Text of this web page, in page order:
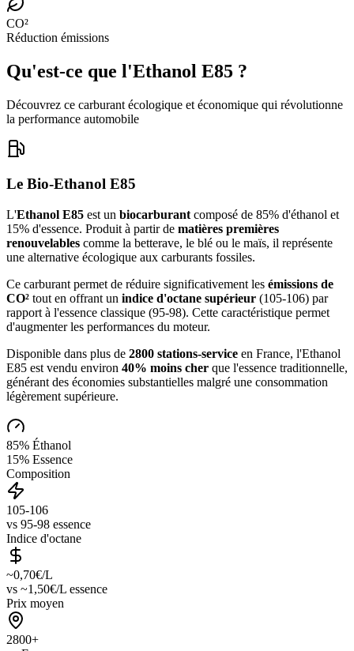
CO²
Réduction émissions
Qu'est-ce que l'Ethanol E85 ?
Découvrez ce carburant écologique et économique qui révolutionne
la performance automobile
Le Bio-Ethanol E85
L'Ethanol E85 est un biocarburant composé de 85% d'éthanol et
15% d'essence. Produit à partir de matières premières
renouvelables comme la betterave, le blé ou le maïs, il représente
une alternative écologique aux carburants fossiles.
Ce carburant permet de réduire significativement les émissions de
CO² tout en offrant un indice d'octane supérieur (105-106) par
rapport à l'essence classique (95-98). Cette caractéristique permet
d'augmenter les performances du moteur.
Disponible dans plus de 2800 stations-service en France, l'Ethanol
E85 est vendu environ 40% moins cher que l'essence traditionnelle,
générant des économies substantielles malgré une consommation
légèrement supérieure.
85% Éthanol
15% Essence
Composition
105-106
vs 95-98 essence
Indice d'octane
~0,70€/L
vs ~1,50€/L essence
Prix moyen
2800+